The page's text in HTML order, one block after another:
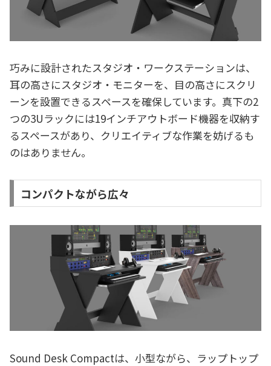
巧みに設計されたスタジオ・ワークステーションは、
耳の高さにスタジオ・モニターを、目の高さにスクリ
ーンを設置できるスペースを確保しています。真下の2
つの3Uラックには19インチアウトボード機器を収納す
るスペースがあり、クリエイティブな作業を妨げるも
のはありません。
コンパクトながら広々
Sound Desk Compactは、小型ながら、ラップトップ